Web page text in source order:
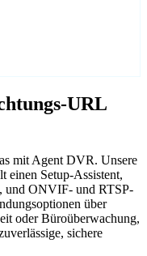
URL
mit Agent DVR. Unsere
einen Setup-Assistent,
und ONVIF- und RTSP-
über
oder Büroüberwachung,
sichere